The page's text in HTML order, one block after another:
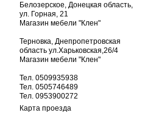
Белозерское, Донецкая область,
ул. Горная, 21
Магазин мебели "Клен"
Терновка, Днепропетровская
область ул.Харьковская,26/4
Магазин мебели "Клен"
Тел. 0509935938
Тел. 0505746489
Тел. 0953900272
Карта проезда